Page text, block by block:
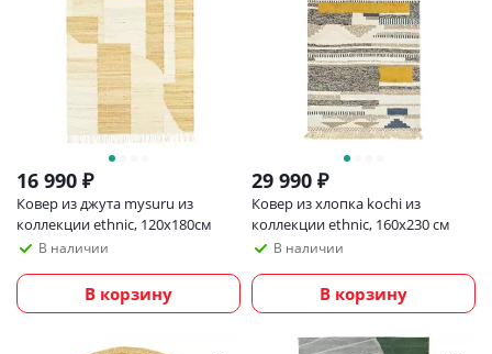
16 990 ₽
Ковер из джута mysuru из
коллекции ethnic, 120х180см
В наличии
В корзину
29 990 ₽
Ковер из хлопка kochi из
коллекции ethnic, 160х230 см
В наличии
В корзину